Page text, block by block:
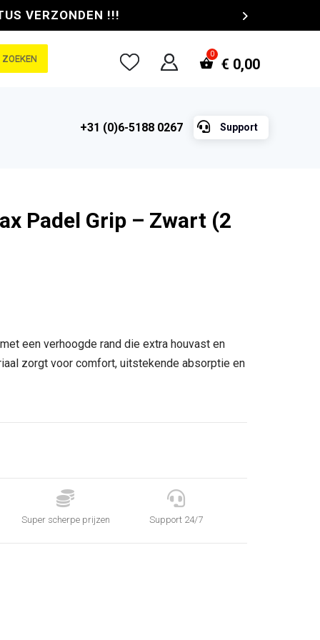
VERZONDEN !!!
ZOEKEN € 0,00
+31 (0)6-5188 0267  Support
Padel Grip – Zwart (2
een verhoogde rand die extra houvast en
zorgt voor comfort, uitstekende absorptie en

Super scherpe prijzen

Support 24/7